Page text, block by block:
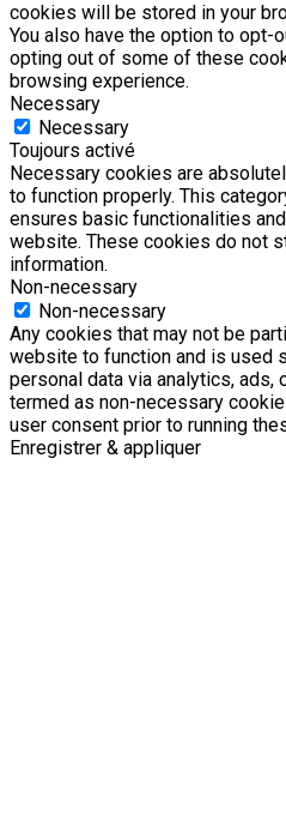
cookies will be stored in your
You also have the option to opt-
opting out of some of these
browsing experience.
Necessary
Necessary
Toujours activé
Necessary cookies are
to function properly. This
ensures basic functionalities
website. These cookies do not
information.
Non-necessary
Non-necessary
Any cookies that may not be
website to function and is used
personal data via analytics, ads,
termed as non-necessary
user consent prior to running
Enregistrer & appliquer